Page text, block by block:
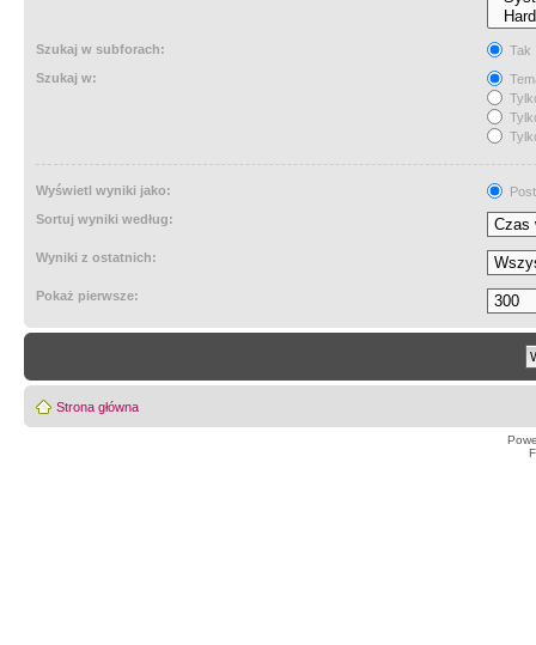
Szukaj w subforach:
Tak
Szukaj w:
Wyświetl wyniki jako:
Sortuj wyniki według:
Wyniki z ostatnich:
Pokaż pierwsze:
Strona główna